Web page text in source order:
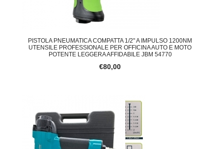
PISTOLA PNEUMATICA COMPATTA 1/2" A IMPULSO 1200NM
UTENSILE PROFESSIONALE PER OFFICINA AUTO E MOTO
POTENTE LEGGERA AFFIDABILE JBM 54770
€80,00